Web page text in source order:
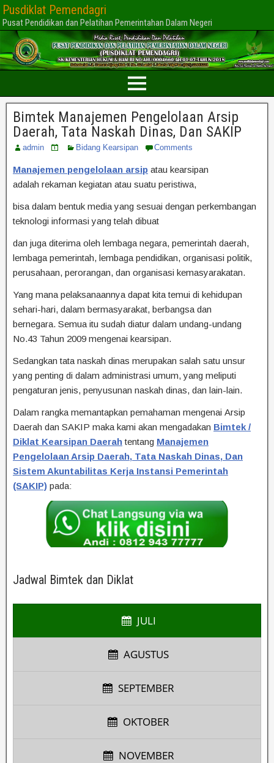
Pusdiklat Pemendagri
Pusat Pendidikan dan Pelatihan Pemerintahan Dalam Negeri
Bimtek Manajemen Pengelolaan Arsip
Daerah, Tata Naskah Dinas, Dan SAKIP
admin Bidang Kearsipan Comments
Manajemen pengelolaan arsip atau kearsipan
adalah rekaman kegiatan atau suatu peristiwa,
bisa dalam bentuk media yang sesuai dengan perkembangan
teknologi informasi yang telah dibuat
dan juga diterima oleh lembaga negara, pemerintah daerah,
lembaga pemerintah, lembaga pendidikan, organisasi politik,
perusahaan, perorangan, dan organisasi kemasyarakatan.
Yang mana pelaksanaannya dapat kita temui di kehidupan
sehari-hari, dalam bermasyarakat, berbangsa dan
bernegara. Semua itu sudah diatur dalam undang-undang
No.43 Tahun 2009 mengenai kearsipan.
Sedangkan tata naskah dinas merupakan salah satu unsur
yang penting di dalam administrasi umum, yang meliputi
pengaturan jenis, penyusunan naskah dinas, dan lain-lain.
Dalam rangka memantapkan pemahaman mengenai Arsip
Daerah dan SAKIP maka kami akan mengadakan Bimtek /
Diklat Kearsipan Daerah tentang Manajemen
Pengelolaan Arsip Daerah, Tata Naskah Dinas, Dan
Sistem Akuntabilitas Kerja Instansi Pemerintah
(SAKIP) pada:
Jadwal Bimtek dan Diklat
JULI
AGUSTUS
SEPTEMBER
OKTOBER
NOVEMBER